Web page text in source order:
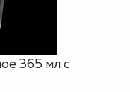
365 мл с